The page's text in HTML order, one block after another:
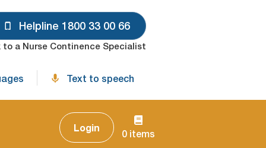
Helpline 1800 33 00 66
to a Nurse Continence Specialist
Text to speech
0 items
Login